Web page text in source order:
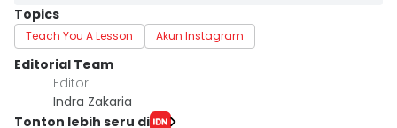
Topics
Teach You A Lesson Akun Instagram
Editorial Team
Editor
Indra Zakaria
Tonton lebih seru di